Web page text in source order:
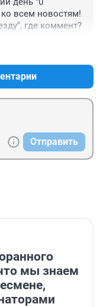
всем новостям!
где коммент?
Отправить
мы знаем